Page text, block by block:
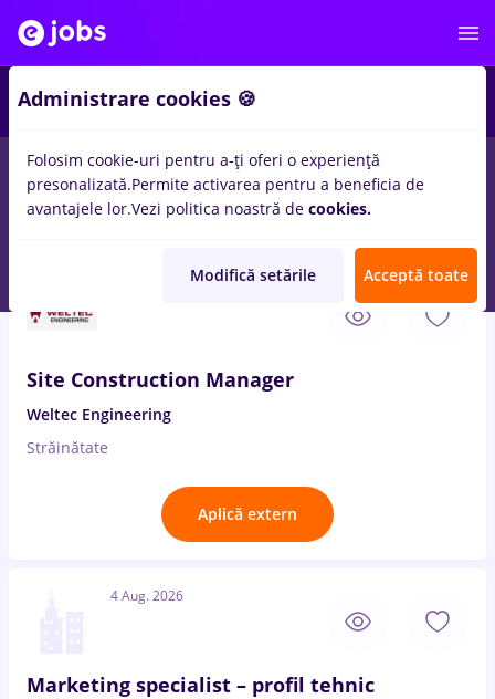
Salarii Full time Part time Fără experiență
Site Construction Manager
Weltec Engineering
Străinătate
Aplică extern
4 Aug. 2026
Marketing specialist – profil tehnic
Administrare cookies 🍪
Folosim cookie-uri pentru a-ți oferi o experiență
presonalizată.Permite activarea pentru a beneficia de
avantajele lor.Vezi politica noastră de cookies.
Modifică setările Acceptă toate